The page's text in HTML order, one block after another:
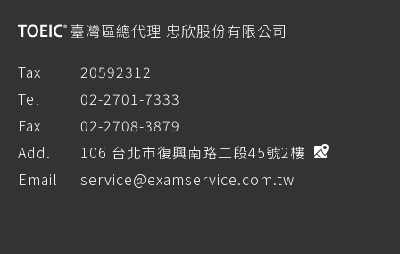
臺灣區總代理 忠欣股份有限公司
Tax
20592312
Tel
02-2701-7333
Fax
02-2708-3879
Add.
106 台北市復興南路二段45號2樓
Email
service@examservice.com.tw